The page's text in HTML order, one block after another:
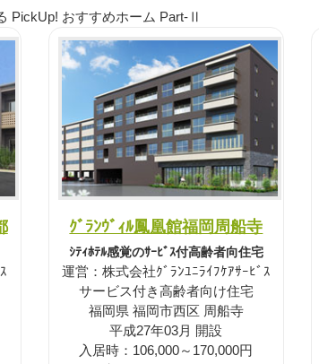
PickUp! おすすめホーム Part-Ⅱ
ｸﾞﾗﾝｳﾞｨﾙ鳳凰館福岡周船寺
ｼﾃｨﾎﾃﾙ感覚のｻｰﾋﾞｽ付高齢者向住宅
運営：株式会社ｸﾞﾗﾝﾕﾆﾗｲﾌｹｱｻｰﾋﾞｽ
サービス付き高齢者向け住宅
福岡県 福岡市西区 周船寺
平成27年03月 開設
入居時：106,000～170,000円